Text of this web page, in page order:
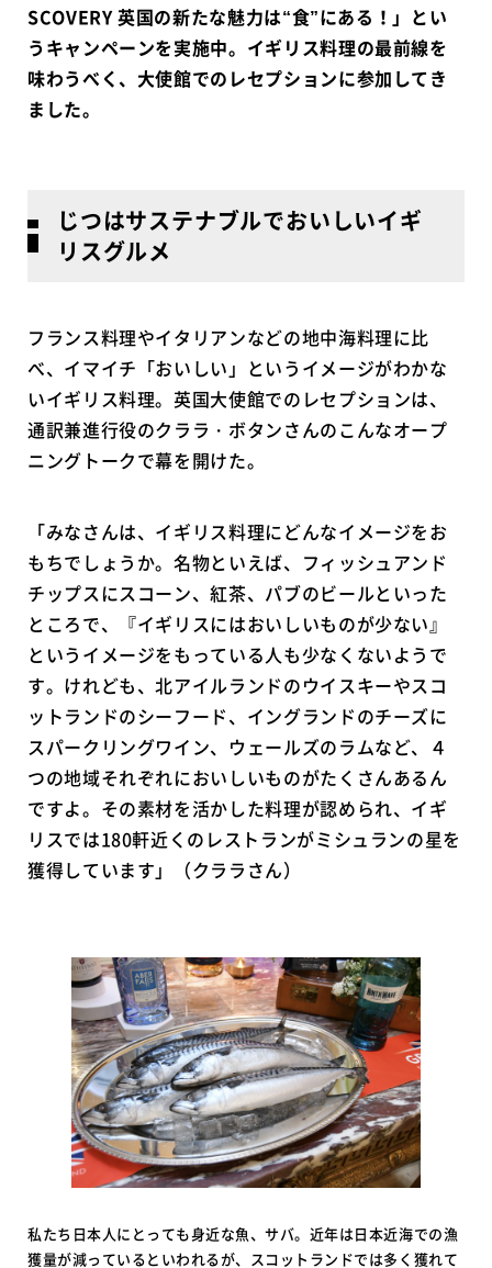
SCOVERY 英国の新たな魅力は“食”にある！」とい
うキャンペーンを実施中。イギリス料理の最前線を
味わうべく、大使館でのレセプションに参加してき
ました。
じつはサステナブルでおいしいイギ
リスグルメ
フランス料理やイタリアンなどの地中海料理に比
べ、イマイチ「おいしい」というイメージがわかな
いイギリス料理。英国大使館でのレセプションは、
通訳兼進行役のクララ・ボタンさんのこんなオープ
ニングトークで幕を開けた。
「みなさんは、イギリス料理にどんなイメージをお
もちでしょうか。名物といえば、フィッシュアンド
チップスにスコーン、紅茶、パブのビールといった
ところで、『イギリスにはおいしいものが少ない』
というイメージをもっている人も少なくないようで
す。けれども、北アイルランドのウイスキーやスコ
ットランドのシーフード、イングランドのチーズに
スパークリングワイン、ウェールズのラムなど、４
つの地域それぞれにおいしいものがたくさんあるん
ですよ。その素材を活かした料理が認められ、イギ
リスでは180軒近くのレストランがミシュランの星を
獲得しています」（クララさん）
私たち日本人にとっても身近な魚、サバ。近年は日本近海での漁
獲量が減っているといわれるが、スコットランドでは多く獲れて